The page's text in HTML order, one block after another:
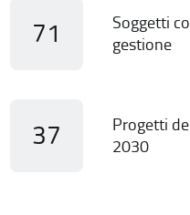
71
Soggetti
gestione
37
Progetti
2030